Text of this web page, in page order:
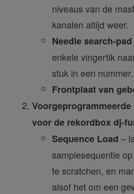
niveaus van de
kanalen altijd weer.
Needle search-pad
enkele vingertik
stuk in een nummer.
Frontplaat van
voor de rekordbox dj-
Sequence Load –
samplesequentie
te scratchen, en
alsof het om een